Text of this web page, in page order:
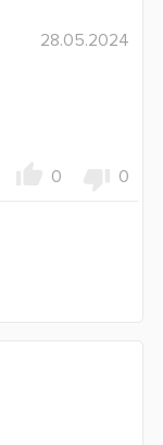
28.05.2024
0 0